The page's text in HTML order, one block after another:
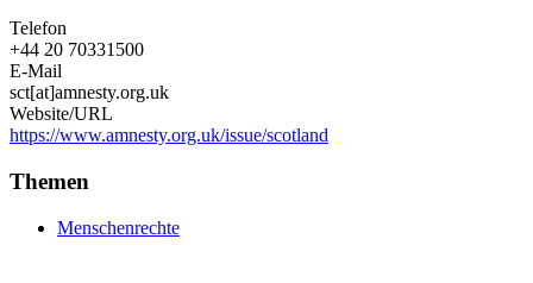
Telefon
+44 20 70331500
E-Mail
sct[at]amnesty.org.uk
Website/URL
https://www.amnesty.org.uk/issue/scotland
Themen
Menschenrechte